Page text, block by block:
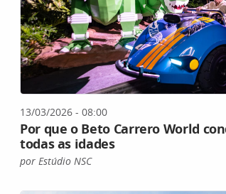
13/03/2026 - 08:00
Por que o Beto Carrero World
todas as idades
por Estúdio NSC